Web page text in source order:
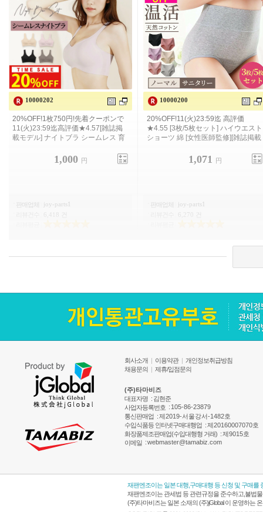
10000202
20 % OFF! 1 장 750 엔! 선착 쿠폰으
로 11 (화) 23:59까지 높은 평가 ★
4.57 [잡지 게재 모델] 나이트 브라 원
1,000 円
판매업체
joy-parts1
10000200
20% OFF! 11(화) 23:59까지 고평가
1,071 円
판매업체
joy-parts1
6,270 건
회사소개 | 이용약관 | 개인정보취급방침
채용문의 | 제휴/입점문의
(주)타마비즈
대표자명 : 김현준
사업자등록번호 : 105-86-23879
통신판매업 :제2019-서울강서-1482호
수입식품등 인터넷구매대행업 :제20160007070호
화장품제조판매업(수입대행형 거래) :제9015호
이메일 :webmaster@tamabiz.com
재팬엔조이는 일본 대행,구매대행 등 신청 및 구매
재팬엔조이는 관세법 등 관련규정을 준수하고,불법
(주)타마비즈는 일본 소재의 (주)jGlobal 이 운영하는